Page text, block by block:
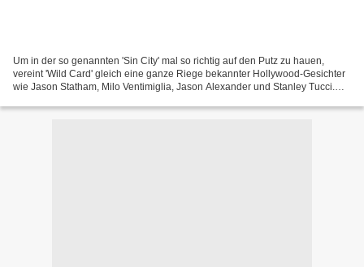
Um in der so genannten 'Sin City' mal so richtig auf den Putz zu hauen,
vereint 'Wild Card' gleich eine ganze Riege bekannter Hollywood-Gesichter
wie Jason Statham, Milo Ventimiglia, Jason Alexander und Stanley Tucci.